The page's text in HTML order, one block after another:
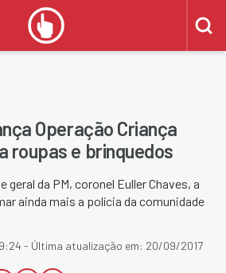
Operação Criança
roupas e brinquedos
geral da PM, coronel Euller Chaves, a
ainda mais a polícia da comunidade
- Última atualização em: 20/09/2017